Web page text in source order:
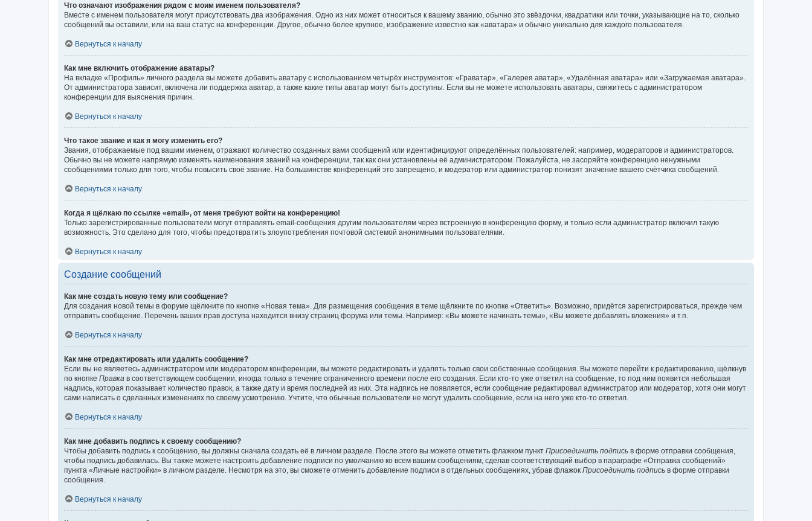
Что означают изображения рядом с моим именем пользователя?
Вместе с именем пользователя могут присутствовать два изображения. Одно из них может относиться к вашему званию, обычно это звёздочки, квадратики или точки, указывающие на то, сколько
сообщений вы оставили, или на ваш статус на конференции. Другое, обычно более крупное, изображение известно как «аватара» и обычно уникально для каждого пользователя.
Вернуться к началу
Как мне включить отображение аватары?
На вкладке «Профиль» личного раздела вы можете добавить аватару с использованием четырёх инструментов: «Граватар», «Галерея аватар», «Удалённая аватара» или «Загружаемая аватара».
От администратора зависит, включена ли поддержка аватар, а также какие типы аватар могут быть доступны. Если вы не можете использовать аватары, свяжитесь с администратором
конференции для выяснения причин.
Вернуться к началу
Что такое звание и как я могу изменить его?
Звания, отображаемые под вашим именем, отражают количество созданных вами сообщений или идентифицируют определённых пользователей: например, модераторов и администраторов.
Обычно вы не можете напрямую изменять наименования званий на конференции, так как они установлены её администратором. Пожалуйста, не засоряйте конференцию ненужными
сообщениями только для того, чтобы повысить своё звание. На большинстве конференций это запрещено, и модератор или администратор понизят значение вашего счётчика сообщений.
Вернуться к началу
Когда я щёлкаю по ссылке «email», от меня требуют войти на конференцию!
Только зарегистрированные пользователи могут отправлять email-сообщения другим пользователям через встроенную в конференцию форму, и только если администратор включил такую
возможность. Это сделано для того, чтобы предотвратить злоупотребления почтовой системой анонимными пользователями.
Вернуться к началу
Создание сообщений
Как мне создать новую тему или сообщение?
Для создания новой темы в форуме щёлкните по кнопке «Новая тема». Для размещения сообщения в теме щёлкните по кнопке «Ответить». Возможно, придётся зарегистрироваться, прежде чем
отправить сообщение. Перечень ваших прав доступа находится внизу страниц форума или темы. Например: «Вы можете начинать темы», «Вы можете добавлять вложения» и т.п.
Вернуться к началу
Как мне отредактировать или удалить сообщение?
Если вы не являетесь администратором или модератором конференции, вы можете редактировать и удалять только свои собственные сообщения. Вы можете перейти к редактированию, щёлкнув
по кнопке Правка в соответствующем сообщении, иногда только в течение ограниченного времени после его создания. Если кто-то уже ответил на сообщение, то под ним появится небольшая
надпись, которая показывает количество правок, а также дату и время последней из них. Эта надпись не появляется, если сообщение редактировал администратор или модератор, хотя они могут
сами написать о сделанных изменениях по своему усмотрению. Учтите, что обычные пользователи не могут удалить сообщение, если на него уже кто-то ответил.
Вернуться к началу
Как мне добавить подпись к своему сообщению?
Чтобы добавить подпись к сообщению, вы должны сначала создать её в личном разделе. После этого вы можете отметить флажком пункт Присоединить подпись в форме отправки сообщения,
чтобы подпись добавилась. Вы также можете настроить добавление подписи по умолчанию ко всем вашим сообщениям, сделав соответствующий выбор в параграфе «Отправка сообщений»
пункта «Личные настройки» в личном разделе. Несмотря на это, вы сможете отменить добавление подписи в отдельных сообщениях, убрав флажок Присоединить подпись в форме отправки
сообщения.
Вернуться к началу